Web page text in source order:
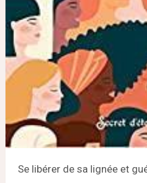
Se libérer de sa lignée et